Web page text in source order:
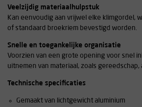
Veelzijdig materiaalhulpstuk
Kan eenvoudig aan vrijwel elke klimgordel,
of standaard broekriem bevestigd worden.
Snelle en toegankelijke organisatie
Voorzien van een grote opening voor snel
uitnemen van materiaal, zoals
Technische specificaties
Gemaakt van lichtgewicht aluminium